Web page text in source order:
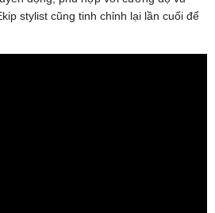
stylist cũng tinh chỉnh lại lần cuối để